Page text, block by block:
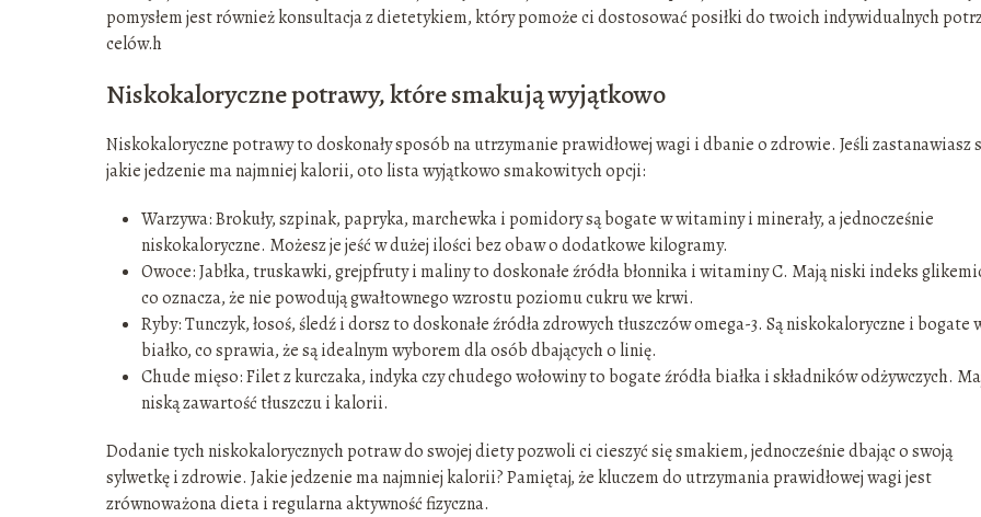
pomysłem jest również konsultacja z dietetykiem, który pomoże ci dostosować posiłki do twoich indywidualnych
celów.h
Niskokaloryczne potrawy, które smakują wyjątkowo
Niskokaloryczne potrawy to doskonały sposób na utrzymanie prawidłowej wagi i dbanie o zdrowie. Jeśli zastanawiasz
jakie jedzenie ma najmniej kalorii, oto lista wyjątkowo smakowitych opcji:
Warzywa: Brokuły, szpinak, papryka, marchewka i pomidory są bogate w witaminy i minerały, a jednocześnie
niskokaloryczne. Możesz je jeść w dużej ilości bez obaw o dodatkowe kilogramy.
Owoce: Jabłka, truskawki, grejpfruty i maliny to doskonałe źródła błonnika i witaminy C. Mają niski indeks
co oznacza, że nie powodują gwałtownego wzrostu poziomu cukru we krwi.
Ryby: Tunczyk, łosoś, śledź i dorsz to doskonałe źródła zdrowych tłuszczów omega-3. Są niskokaloryczne i bogate
białko, co sprawia, że są idealnym wyborem dla osób dbających o linię.
Chude mięso: Filet z kurczaka, indyka czy chudego wołowiny to bogate źródła białka i składników odżywczych.
niską zawartość tłuszczu i kalorii.
Dodanie tych niskokalorycznych potraw do swojej diety pozwoli ci cieszyć się smakiem, jednocześnie dbając o swoją
sylwetkę i zdrowie. Jakie jedzenie ma najmniej kalorii? Pamiętaj, że kluczem do utrzymania prawidłowej wagi jest
zrównoważona dieta i regularna aktywność fizyczna.